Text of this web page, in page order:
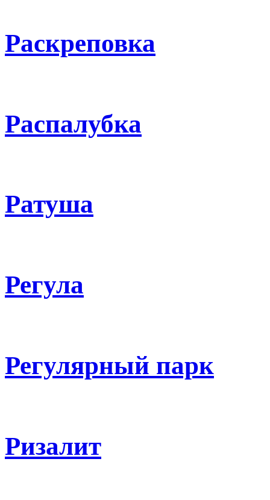
Раскреповка
Распалубка
Ратуша
Регула
Регулярный парк
Ризалит